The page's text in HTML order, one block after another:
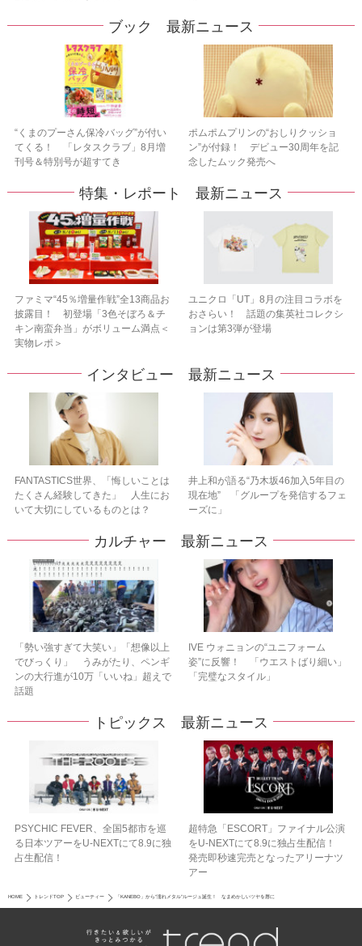
ブック 最新ニュース
“くまのプーさん保冷バッグ”が付い
てくる！ 「レタスクラブ」8月増
刊号＆特別号が超すてき
ポムポムプリンの“おしりクッショ
ン”が付録！ デビュー30周年を記
念したムック発売へ
特集・レポート 最新ニュース
ファミマ“45％増量作戦”全13商品お
披露目！ 初登場「3色そぼろ＆チ
キン南蛮弁当」がボリューム満点＜
実物レポ＞
ユニクロ「UT」8月の注目コラボを
おさらい！ 話題の集英社コレクシ
ョンは第3弾が登場
インタビュー 最新ニュース
FANTASTICS世界、「悔しいことは
たくさん経験してきた」 人生にお
いて大切にしているものとは？
井上和が語る“乃木坂46加入5年目の
現在地” 「グループを発信するフェ
ーズに」
カルチャー 最新ニュース
「勢い強すぎて大笑い」「想像以上
でびっくり」 うみがたり、ペンギ
ンの大行進が10万「いいね」超えで
話題
IVE ウォニョンの“ユニフォーム
姿”に反響！ 「ウエストばり細い」
「完璧なスタイル」
トピックス 最新ニュース
PSYCHIC FEVER、全国5都市を巡
る日本ツアーをU‐NEXTにて8.9に独
占生配信！
超特急「ESCORT」ファイナル公演
をU-NEXTにて8.9に独占生配信！
発売即秒速完売となったアリーナツ
アー
HOME トレンドTOP ビューティー 「KANEBO」から“濡れメタル”ルージュ誕生！ なまめかしいツヤを唇に